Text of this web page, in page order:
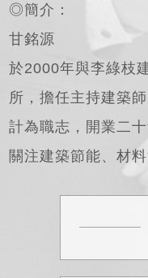
◎簡介：
甘銘源
於2000年與李綠枝
所，擔任主持建築
計為職志，開業二
關注建築節能、材